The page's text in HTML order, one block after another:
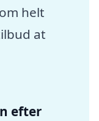
helt
at
efter